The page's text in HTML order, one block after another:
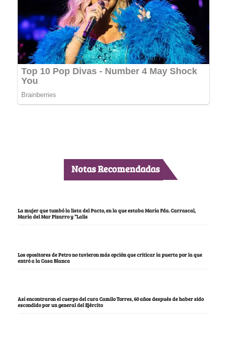
Notas Recomendadas
La mujer que tumbó la lista del Pacto, en la que estaba María Fda. Carrascal,
María del Mar Pizarro y “Lalis
Los opositores de Petro no tuvieron más opción que criticar la puerta por la que
entró a la Casa Blanca
Así encontraron el cuerpo del cura Camilo Torres, 60 años después de haber sido
escondido por un general del Ejército